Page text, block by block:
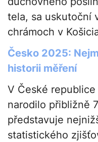
tela, sa uskutoční
chrámoch v
Česko 2025:
historii měření
V České
narodilo přibližně
představuje
statistického